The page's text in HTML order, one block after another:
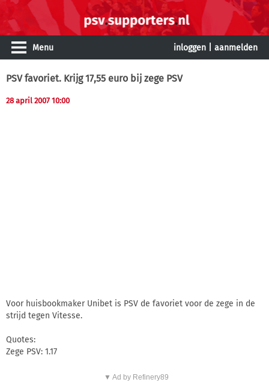
Menu inloggen aanmelden
PSV favoriet. Krijg 17,55 euro bij zege PSV
28 april 2007 10:00
Voor huisbookmaker Unibet is PSV de favoriet voor de zege in de
strijd tegen Vitesse.
Quotes:
Zege PSV: 1.17
▼ Ad by Refinery89